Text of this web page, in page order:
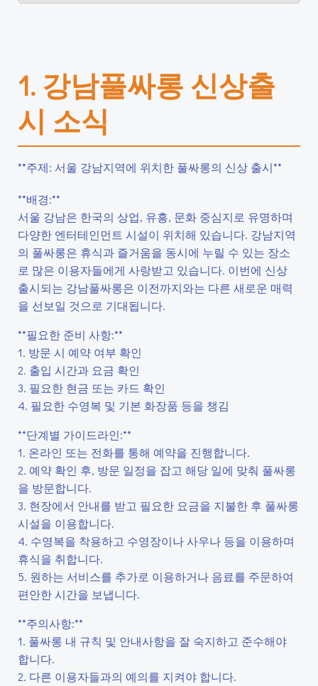
1. 강남풀싸롱 신상출
시 소식
**주제: 서울 강남지역에 위치한 풀싸롱의 신상 출시**
**배경:**
서울 강남은 한국의 상업, 유흥, 문화 중심지로 유명하며
다양한 엔터테인먼트 시설이 위치해 있습니다. 강남지역
의 풀싸롱은 휴식과 즐거움을 동시에 누릴 수 있는 장소
로 많은 이용자들에게 사랑받고 있습니다. 이번에 신상
출시되는 강남풀싸롱은 이전까지와는 다른 새로운 매력
을 선보일 것으로 기대됩니다.
**필요한 준비 사항:**
1. 방문 시 예약 여부 확인
2. 출입 시간과 요금 확인
3. 필요한 현금 또는 카드 확인
4. 필요한 수영복 및 기본 화장품 등을 챙김
**단계별 가이드라인:**
1. 온라인 또는 전화를 통해 예약을 진행합니다.
2. 예약 확인 후, 방문 일정을 잡고 해당 일에 맞춰 풀싸롱
을 방문합니다.
3. 현장에서 안내를 받고 필요한 요금을 지불한 후 풀싸롱
시설을 이용합니다.
4. 수영복을 착용하고 수영장이나 사우나 등을 이용하며
휴식을 취합니다.
5. 원하는 서비스를 추가로 이용하거나 음료를 주문하여
편안한 시간을 보냅니다.
**주의사항:**
1. 풀싸롱 내 규칙 및 안내사항을 잘 숙지하고 준수해야
합니다.
2. 다른 이용자들과의 예의를 지켜야 합니다.